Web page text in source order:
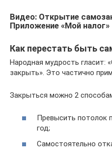
Видео: Открытие
Приложение «Мой налог»
Как перестать быть
Народная мудрость гласит:
закрыть». Это частично
Закрыться можно 2
Превысить потолок
год;
Самостоятельно